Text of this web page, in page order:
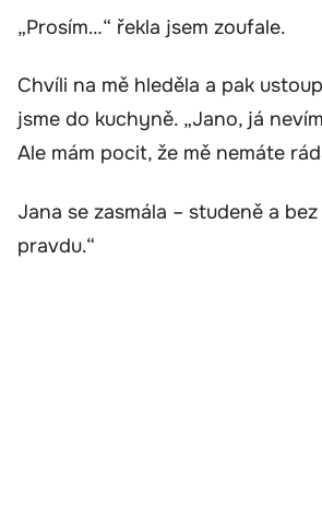
„Prosím…“ řekla jsem zoufale.
Chvíli na mě hleděla a pak
jsme do kuchyně. „Jano, já
Ale mám pocit, že mě nemáte
Jana se zasmála – studeně a
pravdu.“